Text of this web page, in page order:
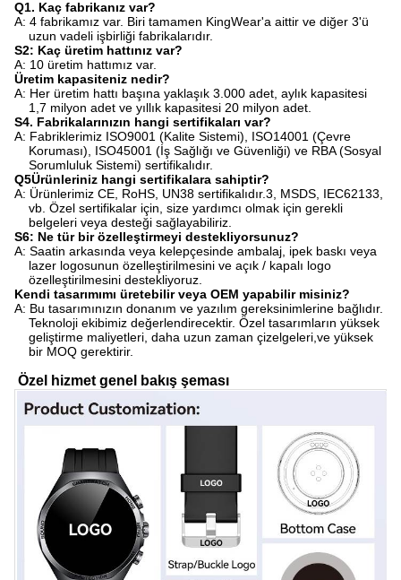
Q1. Kaç fabrikanız var?
A: 4 fabrikamız var. Biri tamamen KingWear'a aittir ve diğer 3'ü
uzun vadeli işbirliği fabrikalarıdır.
S2: Kaç üretim hattınız var?
A: 10 üretim hattımız var.
Üretim kapasiteniz nedir?
A: Her üretim hattı başına yaklaşık 3.000 adet, aylık kapasitesi
1,7 milyon adet ve yıllık kapasitesi 20 milyon adet.
S4. Fabrikalarınızın hangi sertifikaları var?
A: Fabriklerimiz ISO9001 (Kalite Sistemi), ISO14001 (Çevre
Koruması), ISO45001 (İş Sağlığı ve Güvenliği) ve RBA (Sosyal
Sorumluluk Sistemi) sertifikalıdır.
Q5Ürünleriniz hangi sertifikalara sahiptir?
A: Ürünlerimiz CE, RoHS, UN38 sertifikalıdır.3, MSDS, IEC62133,
vb. Özel sertifikalar için, size yardımcı olmak için gerekli
belgeleri veya desteği sağlayabiliriz.
S6: Ne tür bir özelleştirmeyi destekliyorsunuz?
A: Saatin arkasında veya kelepçesinde ambalaj, ipek baskı veya
lazer logosunun özelleştirilmesini ve açık / kapalı logo
özelleştirilmesini destekliyoruz.
Kendi tasarımımı üretebilir veya OEM yapabilir misiniz?
A: Bu tasarımınızın donanım ve yazılım gereksinimlerine bağlıdır.
Teknoloji ekibimiz değerlendirecektir. Özel tasarımların yüksek
geliştirme maliyetleri, daha uzun zaman çizelgeleri,ve yüksek
bir MOQ gerektirir.
Özel hizmet genel bakış şeması